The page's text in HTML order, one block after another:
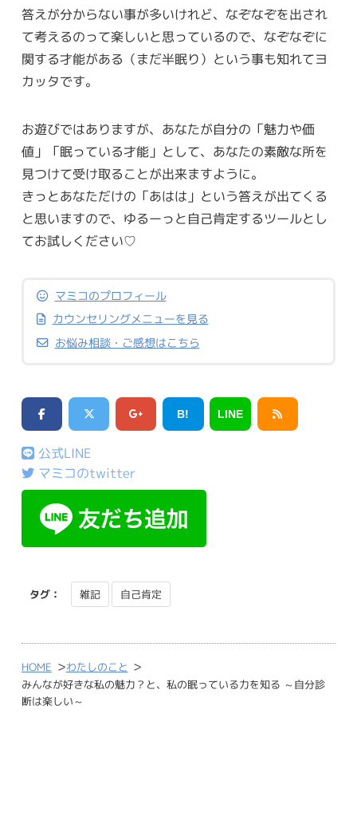
答えが分からない事が多いけれど、なぞなぞを出され
て考えるのって楽しいと思っているので、なぞなぞに
関する才能がある（まだ半眠り）という事も知れてヨ
カッタです。
お遊びではありますが、あなたが自分の「魅力や価
値」「眠っている才能」として、あなたの素敵な所を
見つけて受け取ることが出来ますように。
きっとあなただけの「あはは」という答えが出てくる
と思いますので、ゆるーっと自己肯定するツールとし
てお試しください♡
マミコのプロフィール
カウンセリングメニューを見る
お悩み相談・ご感想はこちら
B! LINE
公式LINE
マミコのtwitter
タグ： 雑記 自己肯定
HOME >わたしのこと >
みんなが好きな私の魅力？と、私の眠っている力を知る ～自分診
断は楽しい～